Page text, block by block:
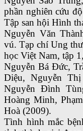
phần nghiên cứu
Tập san hội Hình
Nguyễn Văn
vú. Tạp chí Ung thư
học Việt Nam, tập
Nguyễn Bá Đức,
Diệu, Nguyễn
Nguyễn Đình
Hoàng Minh,
Hoà (2009).
Tình hình mắc